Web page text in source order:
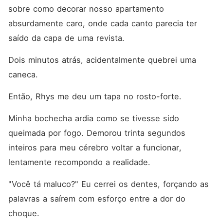
queda pelo Rhys há anos.
Essa era minha chance,
certo? Minha vez de ser a
escolhida? Errado. Numa
Uma caneca lascada, feia,
que minha irmã deu para ele
Ele nem sequer me
enxergava. Eu era apenas
osso para a mulher que ele
aparentemente, eu não valia
nem mesmo uma caneca
glorificada. Então, eu reagi
com um tapa de volta,
preparei para o desastre -
meus pais enlouquecendo,
Rhys tendo um chilique
sobre como decorar nosso apartamento
absurdamente caro, onde cada canto parecia ter
saído da capa de uma revista.
Dois minutos atrás, acidentalmente quebrei uma
caneca.
Então, Rhys me deu um tapa no rosto-forte.
Minha bochecha ardia como se tivesse sido
queimada por fogo. Demorou trinta segundos
inteiros para meu cérebro voltar a funcionar,
lentamente recompondo a realidade.
"Você tá maluco?" Eu cerrei os dentes, forçando as
palavras a saírem com esforço entre a dor do
choque.